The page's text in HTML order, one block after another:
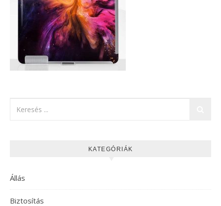
KATEGÓRIÁK
Állás
Biztosítás